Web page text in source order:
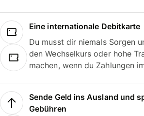
Eine internationale Debitkarte
Du musst dir niemals Sorgen
den Wechselkurs oder hohe
machen, wenn du Zahlungen
Sende Geld ins Ausland und
Gebühren